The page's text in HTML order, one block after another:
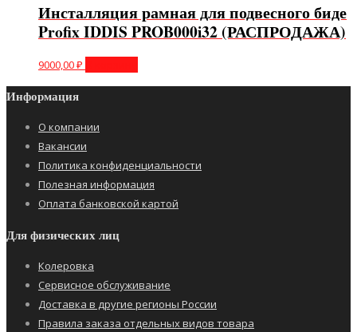
Инсталляция рамная для подвесного биде
Profix IDDIS PROB000i32 (РАСПРОДАЖА)
9000,00₽
Информация
О компании
Вакансии
Политика конфиденциальности
Полезная информация
Оплата банковской картой
Для физических лиц
Колеровка
Сервисное обслуживание
Доставка в другие регионы России
Правила заказа отдельных видов товара